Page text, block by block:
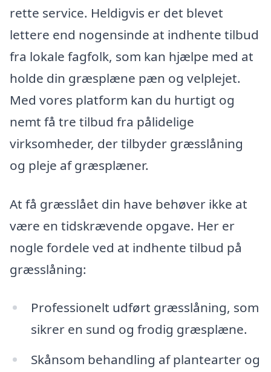
rette service. Heldigvis er det blevet
lettere end nogensinde at indhente tilbud
fra lokale fagfolk, som kan hjælpe med at
holde din græsplæne pæn og velplejet.
Med vores platform kan du hurtigt og
nemt få tre tilbud fra pålidelige
virksomheder, der tilbyder græsslåning
og pleje af græsplæner.
At få græsslået din have behøver ikke at
være en tidskrævende opgave. Her er
nogle fordele ved at indhente tilbud på
græsslåning:
Professionelt udført græsslåning, som
sikrer en sund og frodig græsplæne.
Skånsom behandling af plantearter og